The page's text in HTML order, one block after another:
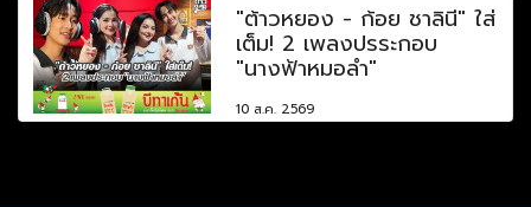
"ต้าวหยอง - ก้อย ชาลินี" ใส่
เต็ม! 2 เพลงปรระกอบ
"นางฟ้าหมอลำ"
10 ส.ค. 2569